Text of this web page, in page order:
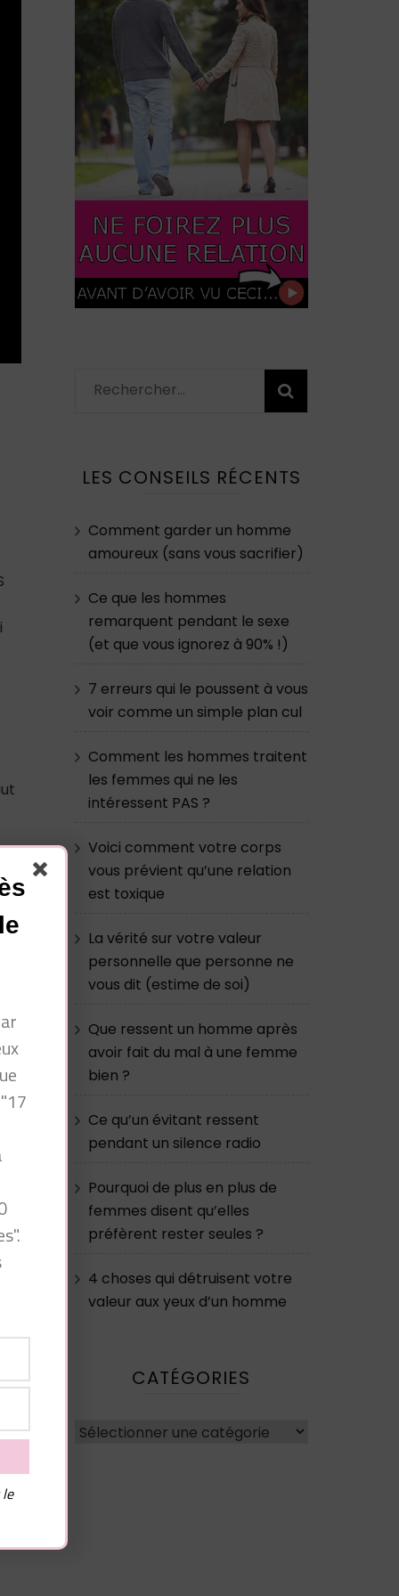
Rechercher :
LES CONSEILS RÉCENTS
Comment garder un homme
amoureux (sans vous sacrifier)
Ce que les hommes
remarquent pendant le sexe
(et que vous ignorez à 90% !)
7 erreurs qui le poussent à vous
voir comme un simple plan cul
Comment les hommes traitent
les femmes qui ne les
intéressent PAS ?
Voici comment votre corps
vous prévient qu’une relation
est toxique
La vérité sur votre valeur
personnelle que personne ne
vous dit (estime de soi)
Que ressent un homme après
avoir fait du mal à une femme
bien ?
Ce qu’un évitant ressent
pendant un silence radio
Pourquoi de plus en plus de
femmes disent qu’elles
préfèrent rester seules ?
4 choses qui détruisent votre
valeur aux yeux d’un homme
CATÉGORIES
Catégories